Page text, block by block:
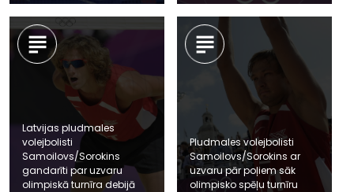
Latvijas pludmales
volejbolisti
Samoilovs/Sorokins
gandarīti par uzvaru
olimpiskā turnīra debijā
Pludmales volejbolisti
Samoilovs/Sorokins ar
uzvaru pār poļiem sāk
olimpisko spēļu turnīru